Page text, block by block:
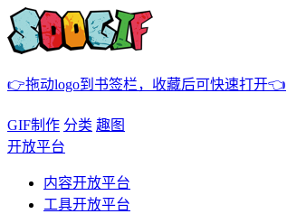
👉拖动logo到书签栏，收藏后可快速打开👈
GIF制作 分类 趣图
开放平台
内容开放平台
工具开放平台